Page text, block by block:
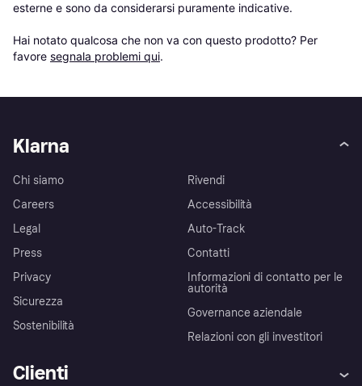
esterne e sono da considerarsi puramente indicative.
Hai notato qualcosa che non va con questo prodotto? Per
favore segnala problemi qui.
Klarna
Chi siamo
Careers
Legal
Press
Privacy
Sicurezza
Sostenibilità
Rivendi
Accessibilità
Auto-Track
Contatti
Informazioni di contatto per le
autorità
Governance aziendale
Relazioni con gli investitori
Clienti